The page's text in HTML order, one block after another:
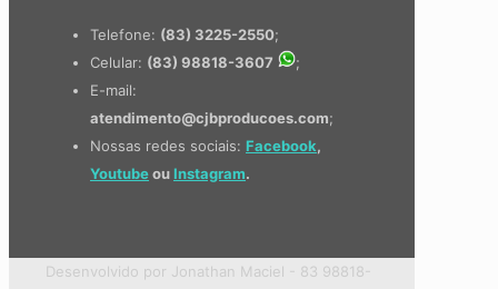
Telefone: (83) 3225-2550;
Celular: (83) 98818-3607
;
E-mail:
atendimento@cjbproducoes.com;
Nossas redes sociais: Facebook,
Youtubeou Instagram.
Desenvolvido por Jonathan Maciel - 83 98818-